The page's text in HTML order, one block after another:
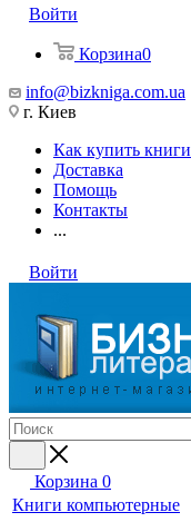
Войти
Корзина0
info@bizkniga.com.ua
г. Киев
Как купить книги
Доставка
Помощь
Контакты
...
Войти
Корзина 0
Книги компьютерные